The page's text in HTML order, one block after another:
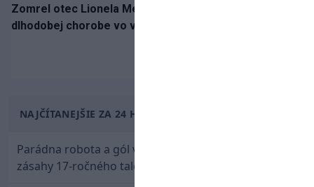
Zomrel otec Lionela Messiho. Jorge podľahol
dlhodobej chorobe vo veku 68 rokov
NAJČÍTANEJŠIE ZA 24 HODÍN
Parádna robota a gól v oslabení! Pozrite si oba
zásahy 17-ročného talentu Rychlíka proti USA